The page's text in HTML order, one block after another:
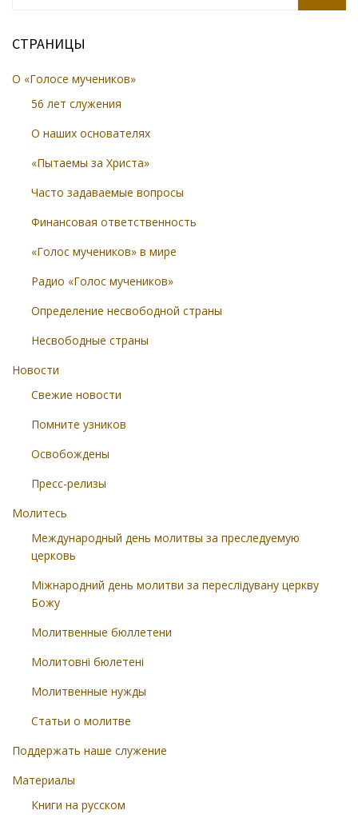
СТРАНИЦЫ
О «Голосе мучеников»
56 лет служения
О наших основателях
«Пытаемы за Христа»
Часто задаваемые вопросы
Финансовая ответственность
«Голос мучеников» в мире
Радио «Голос мучеников»
Определение несвободной страны
Несвободные страны
Новости
Свежие новости
Помните узников
Освобождены
Пресс-релизы
Молитесь
Международный день молитвы за преследуемую
церковь
Міжнародний день молитви за переслідувану церкву
Божу
Молитвенные бюллетени
Молитовні бюлетені
Молитвенные нужды
Статьи о молитве
Поддержать наше служение
Материалы
Книги на русском